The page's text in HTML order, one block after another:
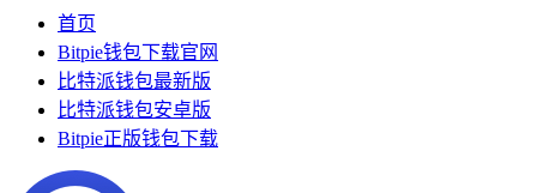
首页
Bitpie钱包下载官网
比特派钱包最新版
比特派钱包安卓版
Bitpie正版钱包下载